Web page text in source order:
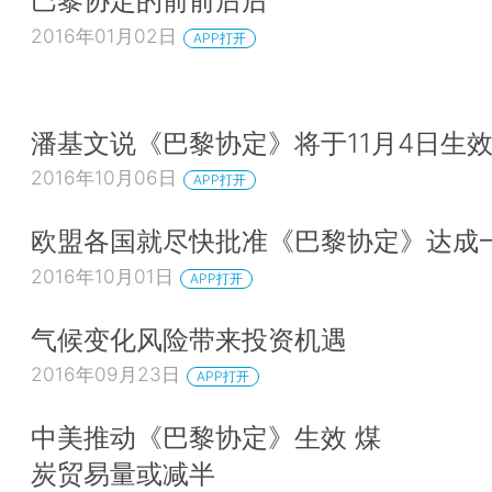
2016年01月02日 APP打开
潘基文说《巴黎协定》将于11月4日生效
2016年10月06日 APP打开
欧盟各国就尽快批准《巴黎协定》达成
2016年10月01日 APP打开
气候变化风险带来投资机遇
2016年09月23日 APP打开
中美推动《巴黎协定》生效 煤
炭贸易量或减半